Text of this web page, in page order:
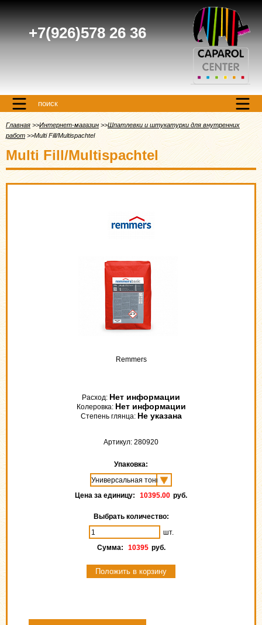
+7(926)578 26 36
поиск
Главная Интернет-магазин
Шпатлевки и штукатурки для внутренних
работ
Multi Fill/Multispachtel
Multi Fill/Multispachtel
Remmers
Расход: Нет информации
Колеровка: Нет информации
Степень глянца: Не указана
Артикул: 280920
Упаковка:
Цена за единицу: 10395.00 руб.
Выбрать количество:
шт.
Сумма:
10395 руб.
Положить в корзину